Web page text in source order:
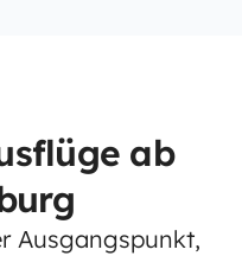
ab
Ausgangspunkt,